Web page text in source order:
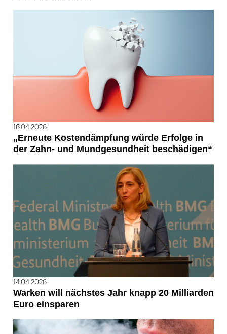
16.04.2026
„Erneute Kostendämpfung würde Erfolge in
der Zahn- und Mundgesundheit beschädigen“
14.04.2026
Warken will nächstes Jahr knapp 20 Milliarden
Euro einsparen